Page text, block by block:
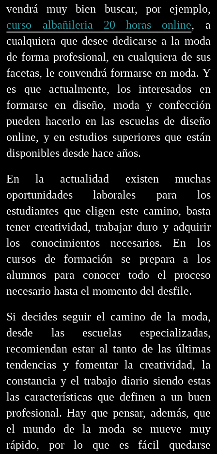
vendrá muy bien buscar, por ejemplo,
curso albañileria 20 horas online, a
cualquiera que desee dedicarse a la moda
de forma profesional, en cualquiera de sus
facetas, le convendrá formarse en moda. Y
es que actualmente, los interesados ​​en
formarse en diseño, moda y confección
pueden hacerlo en las escuelas de diseño
online, y en estudios superiores que están
disponibles desde hace años.
En la actualidad existen muchas
oportunidades laborales para los
estudiantes que eligen este camino, basta
tener creatividad, trabajar duro y adquirir
los conocimientos necesarios.En los
cursos de formación se prepara a los
alumnos para conocer todo el proceso
necesario hasta el momento del desfile.
Si decides seguir el camino de la moda,
desde las escuelas especializadas,
recomiendan estar al tanto de las últimas
tendencias y fomentar la creatividad, la
constancia y el trabajo diario siendo estas
las características que definen a un buen
profesional.Hay que pensar, además, que
el mundo de la moda se mueve muy
rápido, por lo que es fácil quedarse